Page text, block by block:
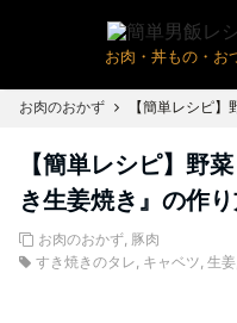
お肉・丼もの・お
お肉のおかず
【簡単レシピ】野
き生姜焼き』の作
お肉のおかず, 豚肉
すき焼きのタレ, キャベツ, 生姜